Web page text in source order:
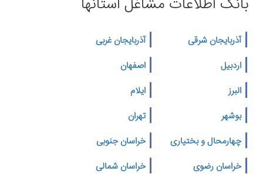
بانک اطلاعات مشاغل استانها
آذربایجان شرقی
آذربایجان غربی
اردبیل
اصفهان
البرز
ایلام
بوشهر
تهران
چهارمحال و بختیاری
خراسان جنوبی
خراسان رضوی
خراسان شمالی